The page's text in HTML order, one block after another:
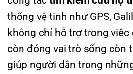
thống vệ tinh như GPS,
không chỉ hỗ trợ trong
còn đóng vai trò sống còn
giúp người dân trong